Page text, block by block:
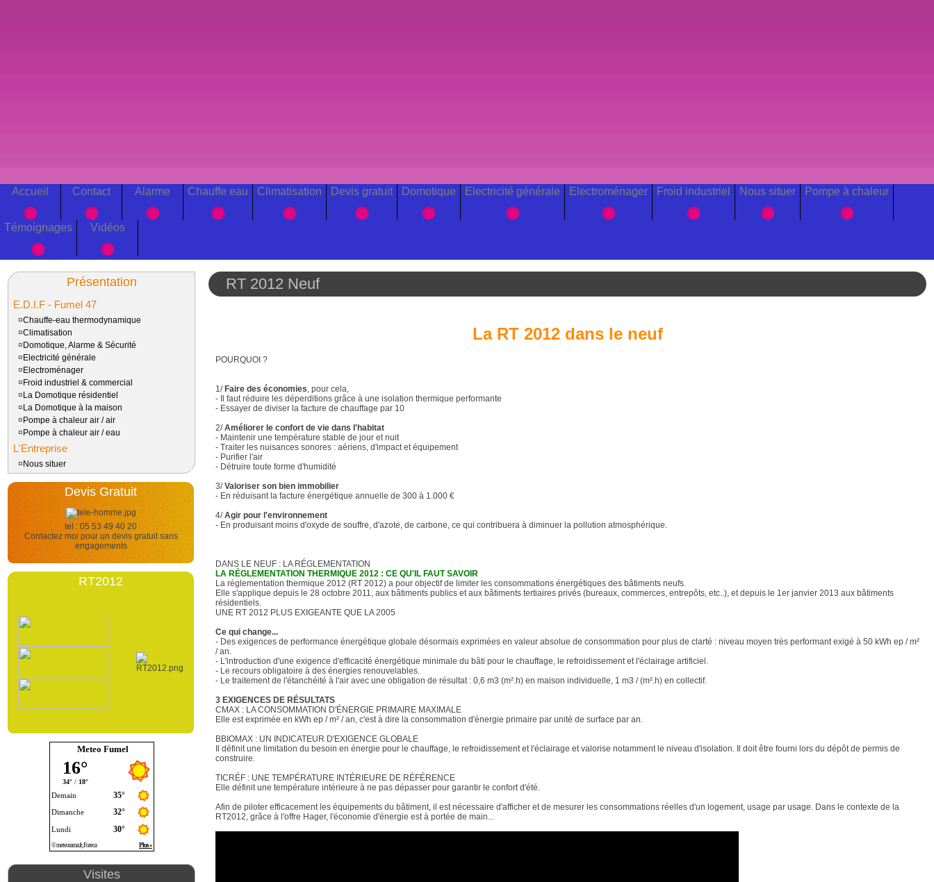
Accueil Contact Alarme Chauffe eau Climatisation Devis gratuit Domotique Electricité générale Electroménager Froid industriel Nous situer Pompe à chaleur
Témoignages Vidéos
Présentation
E.D.I.F - Fumel 47
¤Chauffe-eau thermodynamique
¤Climatisation
¤ Domotique, Alarme & Sécurité
¤ Electricité générale
¤ Electroménager
¤ Froid industriel & commercial
¤ La Domotique résidentiel
¤ La Domotique à la maison
¤ Pompe à chaleur air / air
¤ Pompe à chaleur air / eau
L'Entreprise
¤ Nous situer
Devis Gratuit
tel : 05 53 49 40 20
Contactez moi pour un devis gratuit sans
engagements
RT2012
Meteo Fumel
Visites
RT 2012 Neuf
La RT 2012 dans le neuf
POURQUOI ?
1/ Faire des économies, pour cela,
- Il faut réduire les déperditions grâce à une isolation thermique performante
- Essayer de diviser la facture de chauffage par 10
2/Améliorer le confort de vie dans l'habitat
- Maintenir une température stable de jour et nuit
- Traiter les nuisances sonores : aériens, d'impact et équipement
- Purifier l'air
- Détruire toute forme d'humidité
3/Valoriser son bien immobilier
- En réduisant la facture énergétique annuelle de 300 à 1.000 €
4/Agir pour l'environnement
- En produisant moins d'oxyde de souffre, d'azote, de carbone, ce qui contribuera à diminuer la pollution atmosphérique.
DANS LE NEUF : LA RÉGLEMENTATION
LA RÉGLEMENTATION THERMIQUE 2012 : CE QU'IL FAUT SAVOIR
La réglementation thermique 2012 (RT 2012) a pour objectif de limiter les consommations énergétiques des bâtiments neufs.
Elle s'applique depuis le 28 octobre 2011, aux bâtiments publics et aux bâtiments tertiaires privés (bureaux, commerces, entrepôts, etc..), et depuis le 1er janvier 2013 aux bâtiments
résidentiels.
UNE RT 2012 PLUS EXIGEANTE QUE LA 2005
Ce qui change...
- Des exigences de performance énergétique globale désormais exprimées en valeur absolue de consommation pour plus de clarté : niveau moyen très performant exigé à 50 kWh ep / m²
/ an.
- L'introduction d'une exigence d'efficacité énergétique minimale du bâti pour le chauffage, le refroidissement et l'éclairage artificiel.
- Le recours obligatoire à des énergies renouvelables.
- Le traitement de l'étanchéité à l'air avec une obligation de résultat : 0,6 m3 (m².h) en maison individuelle, 1 m3 / (m².h) en collectif.
3 EXIGENCES DE RÉSULTATS
CMAX : LA CONSOMMATION D'ÉNERGIE PRIMAIRE MAXIMALE
Elle est exprimée en kWh ep / m² / an, c'est à dire la consommation d'énergie primaire par unité de surface par an.
BBIOMAX : UN INDICATEUR D'EXIGENCE GLOBALE
Il définit une limitation du besoin en énergie pour le chauffage, le refroidissement et l'éclairage et valorise notamment le niveau d'isolation. Il doit être fourni lors du dépôt de permis de
construire.
TICRÉF : UNE TEMPÉRATURE INTÉRIEURE DE RÉFÉRENCE
Elle définit une température intérieure à ne pas dépasser pour garantir le confort d'été.
Afin de piloter efficacement les équipements du bâtiment, il est nécessaire d'afficher et de mesurer les consommations réelles d'un logement, usage par usage. Dans le contexte de la
RT2012, grâce à l'offre Hager, l'économie d'énergie est à portée de main...